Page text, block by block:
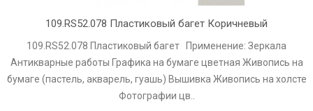
109.RS52.078 Пластиковый багет Коричневый
109.RS52.078 Пластиковый багет Применение: Зеркала
Антикварные работы Графика на бумаге цветная Живопись на
бумаге (пастель, акварель, гуашь) Вышивка Живопись на холсте
Фотографии цв..